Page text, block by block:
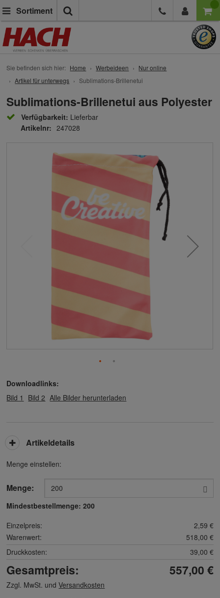
Sortiment
Sie befinden sich hier: Home Werbeideen
Nur online
Artikel für unterwegs
Sublimations-Brillenetui
Sublimations-Brillenetui aus Polyester
Verfügbarkeit: Lieferbar
Artikelnr: 247028
Downloadlinks:
Bild 1
Bild 2 Alle Bilder herunterladen
Menge einstellen:
Menge:
Mindestbestellmenge:200
Einzelpreis:
2,59 €
Warenwert:
518,00 €
Druckkosten:
39,00 €
Gesamtpreis: 557,00 €
Zzgl. MwSt. undVersandkosten
Artikeldetails